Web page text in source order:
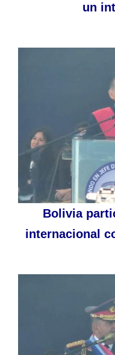
un
Bolivia
internacional